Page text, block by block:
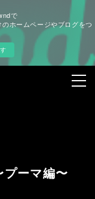
で
ホームページやブログをつ
プーマ編〜